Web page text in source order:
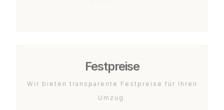
Festpreise
Wir bieten transparente Festpreise für Ihren
Umzug.